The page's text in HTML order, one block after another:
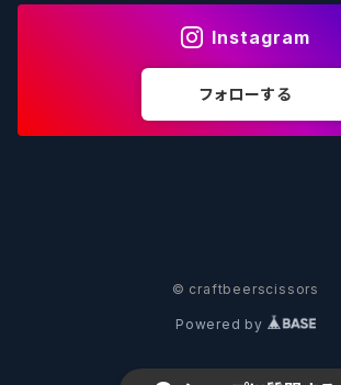
サンクトガーレン - Sankt Gallen
ウェストコーストブルーイング -WCB
Tokyo AleWorks -トウキョウエールワークス
Hop Nation ホップネーション
Brewski ブリュースキー
SierraNevada -シエラネバダ
Marble / マーブル
Buxton - バクストン
8 Wired エイトワイアード
Isthmus イスムス
Mountain Culture マウンテンカルチャー
ODIN BREWING オディン
Electric Bicycle エレクトリックバイシクル
33 Brewing Experiment
Plank プランク
Tucher トゥーハー
Instagram
フォローする
© craftbeerscissors
Powered by